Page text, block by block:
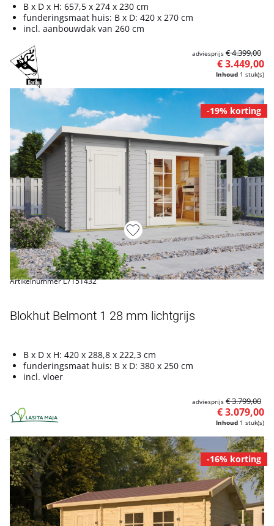
B x D x H: 657,5 x 274 x 230 cm
funderingsmaat huis: B x D: 420 x 270 cm
incl. aanbouwdak van 260 cm
Inhoud 1 stuk(s)
€ 3.449,00
adviesprijs € 4.399,00
-19% korting
Artikelnummer L7151432
Blokhut Belmont 1 28 mm lichtgrijs
B x D x H: 420 x 288,8 x 222,3 cm
funderingsmaat huis: B x D: 380 x 250 cm
incl. vloer
Inhoud 1 stuk(s)
€ 3.079,00
adviesprijs € 3.799,00
-16% korting